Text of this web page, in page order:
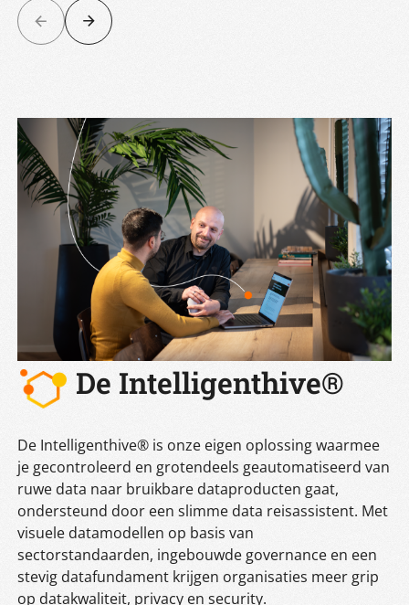
De Intelligenthive®
De Intelligenthive® is onze eigen oplossing waarmee
je gecontroleerd en grotendeels geautomatiseerd van
ruwe data naar bruikbare dataproducten gaat,
ondersteund door een slimme data reisassistent. Met
visuele datamodellen op basis van
sectorstandaarden, ingebouwde governance en een
stevig datafundament krijgen organisaties meer grip
op datakwaliteit, privacy en security.